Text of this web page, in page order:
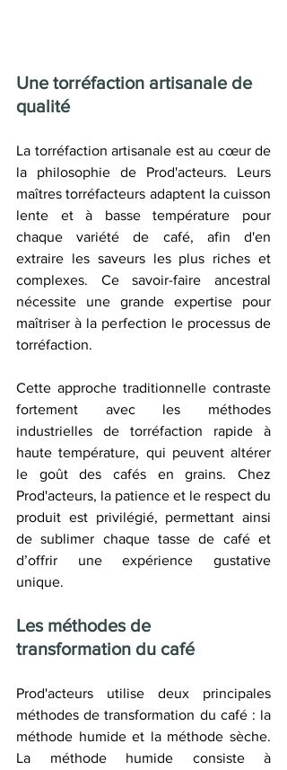
Une torréfaction artisanale de
qualité
La torréfaction artisanale est au cœur de
la philosophie de Prod'acteurs. Leurs
maîtres torréfacteurs adaptent la cuisson
lente et à basse température pour
chaque variété de café, afin d'en
extraire les saveurs les plus riches et
complexes. Ce savoir-faire ancestral
nécessite une grande expertise pour
maîtriser à la perfection le processus de
torréfaction.
Cette approche traditionnelle contraste
fortement avec les méthodes
industrielles de torréfaction rapide à
haute température, qui peuvent altérer
le goût des cafés en grains. Chez
Prod'acteurs, la patience et le respect du
produit est privilégié, permettant ainsi
de sublimer chaque tasse de café et
d’offrir une expérience gustative
unique.
Les méthodes de
transformation du café
Prod'acteurs utilise deux principales
méthodes de transformation du café : la
méthode humide et la méthode sèche.
La méthode humide consiste à